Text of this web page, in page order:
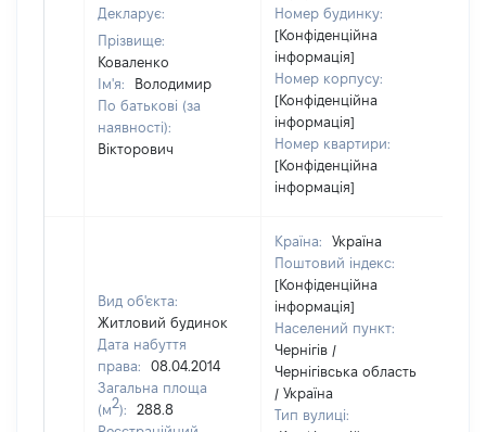
Декларує:
Прізвище:
Коваленко
Ім'я:
Володимир
По батькові (за
наявності):
Вікторович
Номер будинку:
[Конфіденційна
інформація]
Номер корпусу:
[Конфіденційна
інформація]
Номер квартири:
[Конфіденційна
інформація]
Вид об'єкта:
Житловий будинок
Дата набуття
права:
08.04.2014
Загальна площа
(м2):
288.8
Країна:
Україна
Поштовий індекс:
[Конфіденційна
інформація]
Населений пункт:
Чернігів /
Чернігівська область
/ Україна
Тип вулиці: